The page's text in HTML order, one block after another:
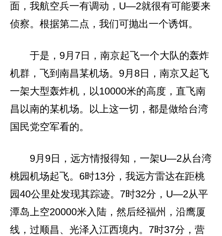
面，我航空兵一有调动，U—2就很有可能要来
侦察。根据第二点，我们可抛出一个诱饵。
于是，9月7日，南京起飞一个大队的轰炸
机群，飞到南昌某机场。9月8日，南京又起飞
一架大型轰炸机，以10000米的高度，直飞南
昌以南的某机场。以上这一切，都是做给台湾
国民党空军看的。
9月9日，远方情报得知，一架U—2从台湾
桃园机场起飞。6时13分，我远方雷达在距桃
园40公里处发现其踪迹。7时32分，U—2从平
潭岛上空20000米入陆，然后经福州，沿鹰厦
线，过顺昌、光泽入江西境内。7时37分，营